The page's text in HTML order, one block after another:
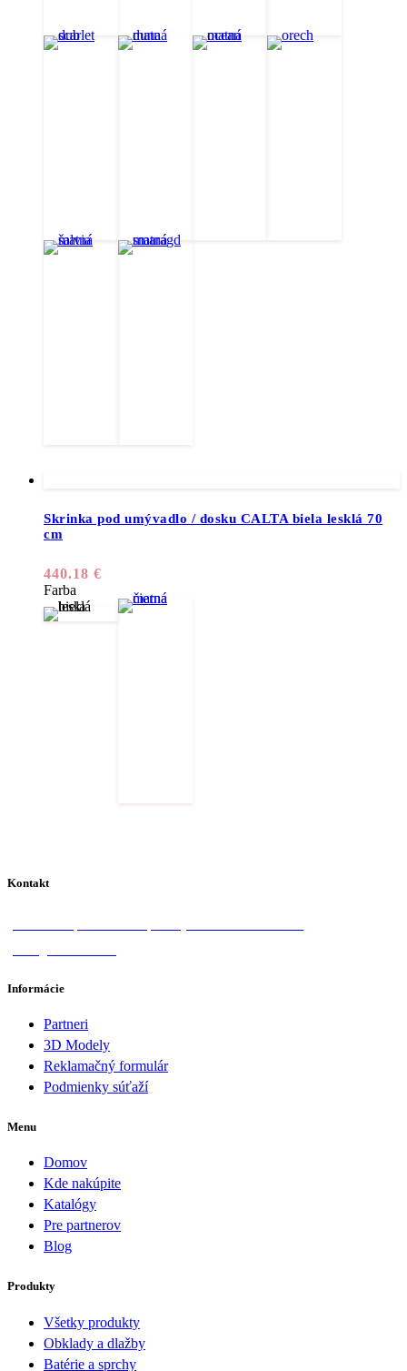
Skrinka pod umývadlo / dosku CALTA biela lesklá 70
cm
440.18 €
Farba
Kontakt
Informácie
Partneri
3D Modely
Reklamačný formulár
Podmienky súťaží
Menu
Domov
Kde nakúpite
Katalógy
Pre partnerov
Blog
Produkty
Všetky produkty
Obklady a dlažby
Batérie a sprchy